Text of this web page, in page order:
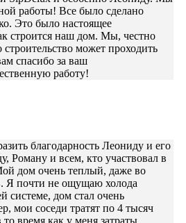
работы! Все было сделано
Это было настоящее
строится наш дом. Мы, честно
может проходить
спасибо за ваш
работу!
благодарность Леониду и его
Роману и всем, кто участвовал в
дом очень теплый, даже во
Я почти не ощущаю холода
системе, дом стал очень
мои соседи тратят по 4 тысяч
время как у меня затраты